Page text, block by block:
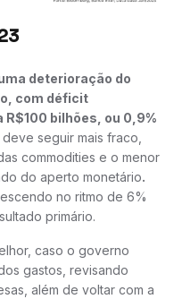
deterioração do
com déficit
R$100 bilhões, ou 0,9%
seguir mais fraco,
commodities e o menor
do aperto monetário.
no ritmo de 6%
primário.
caso o governo
gastos, revisando
além de voltar com a